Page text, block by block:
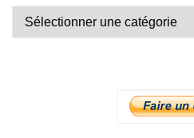
Catégories